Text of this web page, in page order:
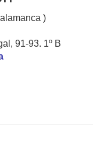
)
91-93. 1º B